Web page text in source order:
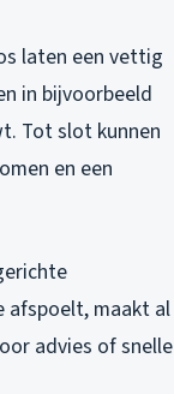
laten een vettig
in bijvoorbeeld
Tot slot kunnen
en een
afspoelt, maakt al
advies of snelle